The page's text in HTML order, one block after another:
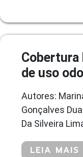
Cobertura
de uso
Autores:
Gonçalves
Da Silveira
LEIA MAIS